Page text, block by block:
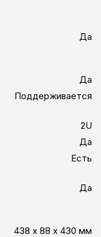
Да
Да
Поддерживается
2U
Да
Есть
Да
438 х 88 х 430 мм